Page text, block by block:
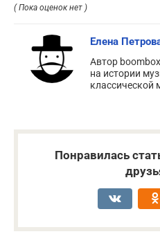
( Пока оценок нет )
Елена
Автор
на истории
классической
Понравилась